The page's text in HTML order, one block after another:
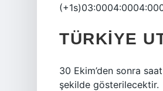
TÜRKIYE
30 Ekim’den sonra
şekilde gösterilecektir.